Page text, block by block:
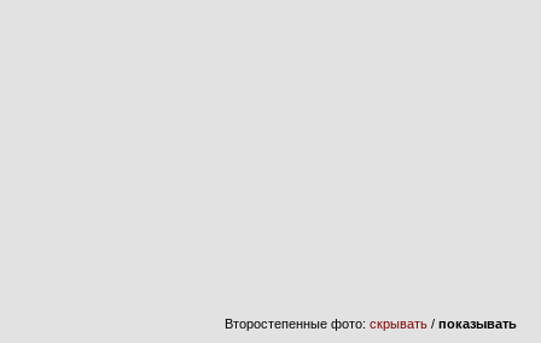
Второстепенные фото: скрывать / показывать